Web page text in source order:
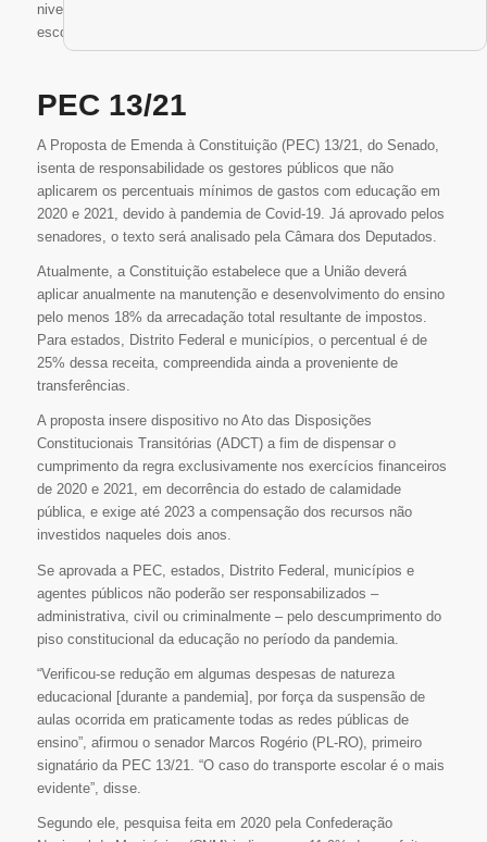
nivelamento, de reforço, de novos investimentos, inclusive várias
escolas precisam ser readequadas no espaço físico”, disse.
PEC 13/21
A Proposta de Emenda à Constituição (PEC) 13/21, do Senado,
isenta de responsabilidade os gestores públicos que não
aplicarem os percentuais mínimos de gastos com educação em
2020 e 2021, devido à pandemia de Covid-19. Já aprovado pelos
senadores, o texto será analisado pela Câmara dos Deputados.
Atualmente, a Constituição estabelece que a União deverá
aplicar anualmente na manutenção e desenvolvimento do ensino
pelo menos 18% da arrecadação total resultante de impostos.
Para estados, Distrito Federal e municípios, o percentual é de
25% dessa receita, compreendida ainda a proveniente de
transferências.
A proposta insere dispositivo no Ato das Disposições
Constitucionais Transitórias (ADCT) a fim de dispensar o
cumprimento da regra exclusivamente nos exercícios financeiros
de 2020 e 2021, em decorrência do estado de calamidade
pública, e exige até 2023 a compensação dos recursos não
investidos naqueles dois anos.
Se aprovada a PEC, estados, Distrito Federal, municípios e
agentes públicos não poderão ser responsabilizados –
administrativa, civil ou criminalmente – pelo descumprimento do
piso constitucional da educação no período da pandemia.
“Verificou-se redução em algumas despesas de natureza
educacional [durante a pandemia], por força da suspensão de
aulas ocorrida em praticamente todas as redes públicas de
ensino”, afirmou o senador Marcos Rogério (PL-RO), primeiro
signatário da PEC 13/21. “O caso do transporte escolar é o mais
evidente”, disse.
Segundo ele, pesquisa feita em 2020 pela Confederação